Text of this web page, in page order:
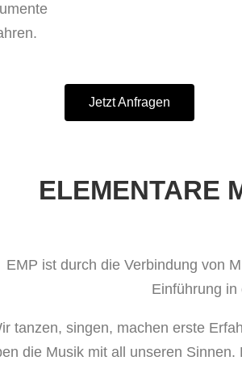
Jetzt Anfragen
ELEMENTARE
EMP ist durch die Verbindung von
Einführung in
tanzen, singen, machen erste
die Musik mit all unseren